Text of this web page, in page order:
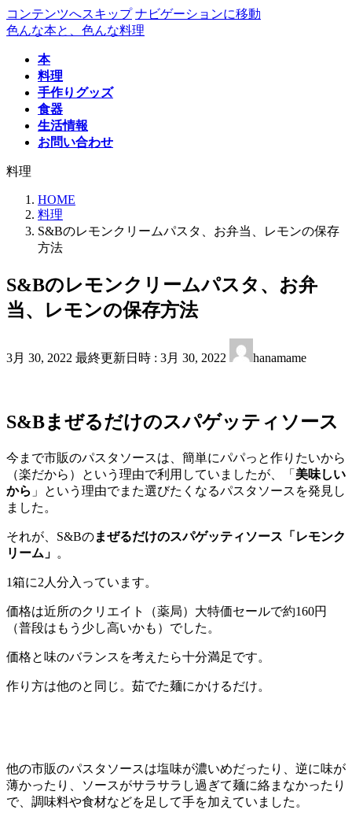
コンテンツへスキップ ナビゲーションに移動
色んな本と、色んな料理
本
料理
手作りグッズ
食器
生活情報
お問い合わせ
料理
HOME
料理
S&Bのレモンクリームパスタ、お弁当、レモンの保存
方法
S&Bのレモンクリームパスタ、お弁
当、レモンの保存方法
3月 30, 2022 最終更新日時 : 3月 30, 2022 hanamame
S&Bまぜるだけのスパゲッティソース
今まで市販のパスタソースは、簡単にパパっと作りたいから
（楽だから）という理由で利用していましたが、「 美味しい
から 」という理由でまた選びたくなるパスタソースを発見し
ました。
それが、S&Bのまぜるだけのスパゲッティソース「レモンク
リーム」 。
1箱に2人分入っています。
価格は近所のクリエイト（薬局）大特価セールで約160円
（普段はもう少し高いかも）でした。
価格と味のバランスを考えたら十分満足です。
作り方は他のと同じ。茹でた麺にかけるだけ。
他の市販のパスタソースは塩味が濃いめだったり、逆に味が
薄かったり、ソースがサラサラし過ぎて麺に絡まなかったり
で、調味料や食材などを足して手を加えていました。